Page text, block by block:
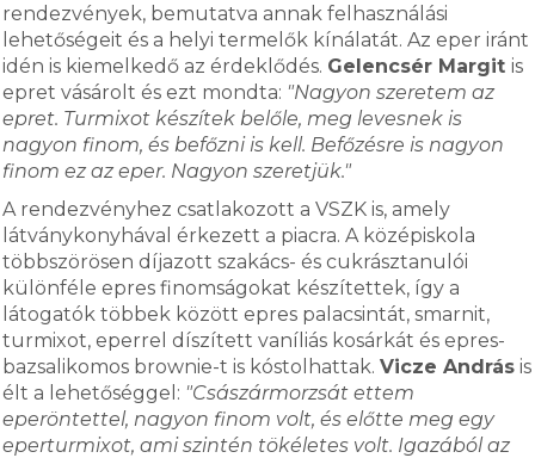
rendezvények, bemutatva annak felhasználási
lehetőségeit és a helyi termelők kínálatát. Az eper iránt
idén is kiemelkedő az érdeklődés. Gelencsér Margitis
epret vásárolt és ezt mondta: "Nagyon szeretem az
epret. Turmixot készítek belőle, meg levesnek is
nagyon finom, és befőzni is kell. Befőzésre is nagyon
finom ez az eper. Nagyon szeretjük."
A rendezvényhez csatlakozott a VSZK is, amely
látványkonyhával érkezett a piacra. A középiskola
többszörösen díjazott szakács- és cukrásztanulói
különféle epres finomságokat készítettek, így a
látogatók többek között epres palacsintát, smarnit,
turmixot, eperrel díszített vaníliás kosárkát és epres-
bazsalikomos brownie-t is kóstolhattak.Vicze András is
élt a lehetőséggel: "Császármorzsát ettem
eperöntettel, nagyon finom volt, és előtte meg egy
eperturmixot, ami szintén tökéletes volt. Igazából az